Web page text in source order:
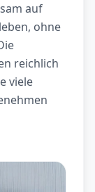
auf
ohne
reichlich
viele